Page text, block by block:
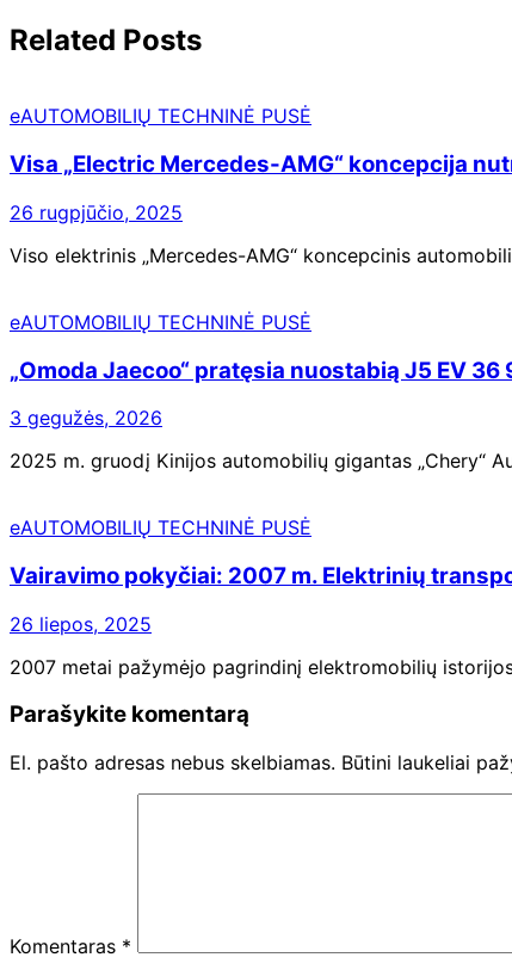
Related Posts
eAUTOMOBILIŲ TECHNINĖ PUSĖ
Visa „Electric Mercedes-AMG“ koncepcija
26 rugpjūčio, 2025
Viso elektrinis „Mercedes-AMG“ koncepcinis
eAUTOMOBILIŲ TECHNINĖ PUSĖ
„Omoda Jaecoo“ pratęsia nuostabią J5 EV 36
3 gegužės, 2026
2025 m. gruodį Kinijos automobilių gigantas „Chery“
eAUTOMOBILIŲ TECHNINĖ PUSĖ
Vairavimo pokyčiai: 2007 m. Elektrinių
26 liepos, 2025
2007 metai pažymėjo pagrindinį elektromobilių
Parašykite komentarą
El. pašto adresas nebus skelbiamas. Būtini laukeliai
Komentaras *